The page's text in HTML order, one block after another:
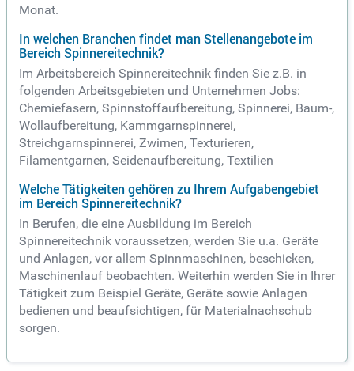
Monat.
In welchen Branchen findet man Stellenangebote im
Bereich Spinnereitechnik?
Im Arbeitsbereich Spinnereitechnik finden Sie z.B. in
folgenden Arbeitsgebieten und Unternehmen Jobs:
Chemiefasern, Spinnstoffaufbereitung, Spinnerei, Baum-,
Wollaufbereitung, Kammgarnspinnerei,
Streichgarnspinnerei, Zwirnen, Texturieren,
Filamentgarnen, Seidenaufbereitung, Textilien
Welche Tätigkeiten gehören zu Ihrem Aufgabengebiet
im Bereich Spinnereitechnik?
In Berufen, die eine Ausbildung im Bereich
Spinnereitechnik voraussetzen, werden Sie u.a. Geräte
und Anlagen, vor allem Spinnmaschinen, beschicken,
Maschinenlauf beobachten. Weiterhin werden Sie in Ihrer
Tätigkeit zum Beispiel Geräte, Geräte sowie Anlagen
bedienen und beaufsichtigen, für Materialnachschub
sorgen.